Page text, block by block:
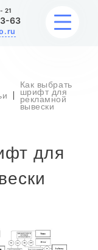
21
63
Как выбрать
шрифт для
рекламной
вывески
для